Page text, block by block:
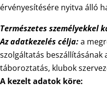
érvényesítésére nyitva álló
Természetes személyekkel
Az adatkezelés célja:a
szolgáltatás beszállításának
táboroztatás, klubok
A kezelt adatok köre: